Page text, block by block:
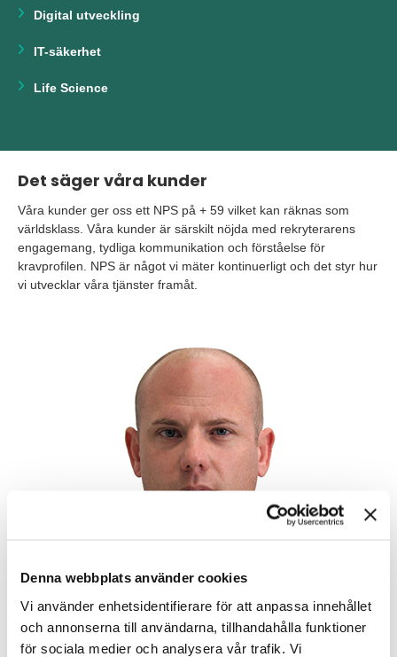
Denna webbplats använder cookies
Vi använder enhetsidentifierare för att anpassa innehållet
och annonserna till användarna, tillhandahålla funktioner
för sociala medier och analysera vår trafik. Vi
Digital utveckling
IT-säkerhet
Life Science
Det säger våra kunder
Våra kunder ger oss ett NPS på + 59 vilket kan räknas som
världsklass. Våra kunder är särskilt nöjda med rekryterarens
engagemang, tydliga kommunikation och förståelse för
kravprofilen. NPS är något vi mäter kontinuerligt och det styr hur
vi utvecklar våra tjänster framåt.